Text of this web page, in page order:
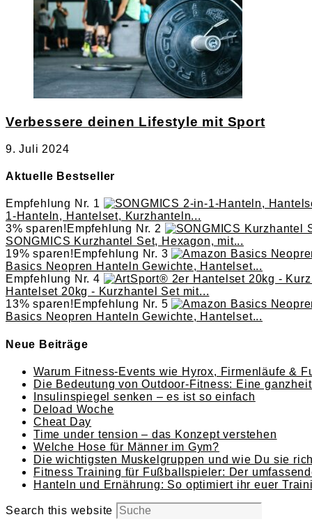
Verbessere deinen Lifestyle mit Sport
9. Juli 2024
Aktuelle Bestseller
Empfehlung Nr. 1
1-Hanteln, Hantelset, Kurzhanteln...
3% sparen! Empfehlung Nr. 2
SONGMICS Kurzhantel Set, Hexagon, mit...
19% sparen! Empfehlung Nr. 3
Basics Neopren Hanteln Gewichte, Hantelset...
Empfehlung Nr. 4
Hantelset 20kg - Kurzhantel Set mit...
13% sparen! Empfehlung Nr. 5
Basics Neopren Hanteln Gewichte, Hantelset...
Neue Beiträge
Warum Fitness-Events wie Hyrox, Firmenläufe &
Die Bedeutung von Outdoor-Fitness: Eine
Insulinspiegel senken – es ist so einfach
Deload Woche
Cheat Day
Time under tension – das Konzept verstehen
Welche Hose für Männer im Gym?
Die wichtigsten Muskelgruppen und wie Du sie
Fitness Training für Fußballspieler: Der
Hanteln und Ernährung: So optimiert ihr euer
Search this website